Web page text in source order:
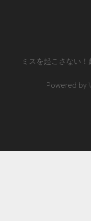
ミスを起こさない
Powered by